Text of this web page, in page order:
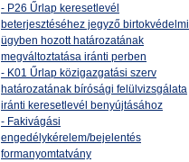
- P26 Űrlap keresetlevél
beterjesztéséhez jegyző birtokvédelmi
ügyben hozott határozatának
megváltoztatása iránti perben
- K01 Űrlap közigazgatási szerv
határozatának bírósági felülvizsgálata
iránti keresetlevél benyújtásához
- Fakivágási
engedélykérelem/bejelentés
formanyomtatvány